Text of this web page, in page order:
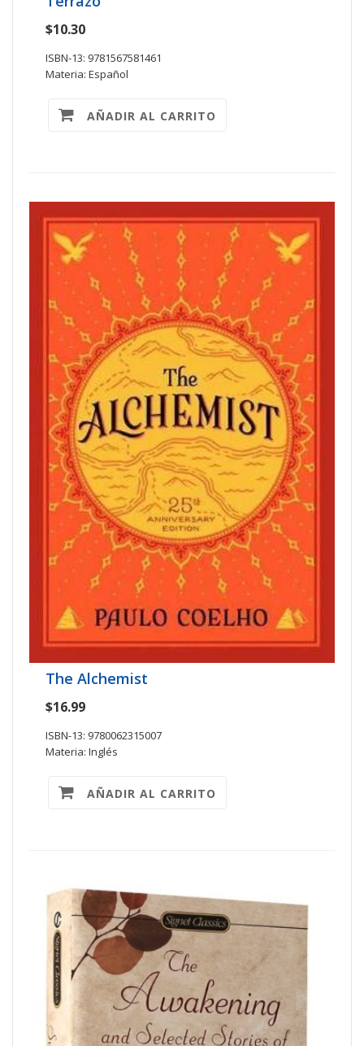
$10.30
ISBN-13: 9781567581461
Materia: Español
AÑADIR AL CARRITO
The Alchemist
$16.99
ISBN-13: 9780062315007
Materia: Inglés
AÑADIR AL CARRITO